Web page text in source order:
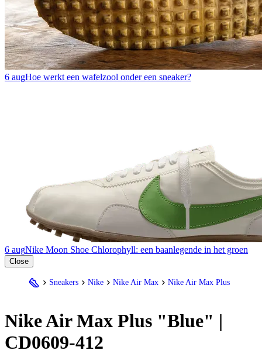
6 augHoe werkt een wafelzool onder een sneaker?
6 augNike Moon Shoe Chlorophyll: een baanlegende in het groen
Close
Sneakers Nike Nike Air Max Nike Air Max Plus
NikeAir Max Plus "Blue" |
CD0609-412